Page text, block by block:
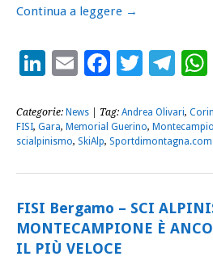
Continua a leggere →
LinkedIn
Email
Categorie: News | Tag: Andrea Olivari,
FISI, Gara, Memorial Guerino,
scialpinismo, SkiAlp, Sportdimontagna.com
FISI Bergamo – SCI
MONTECAMPIONE È
IL PIÙ VELOCE